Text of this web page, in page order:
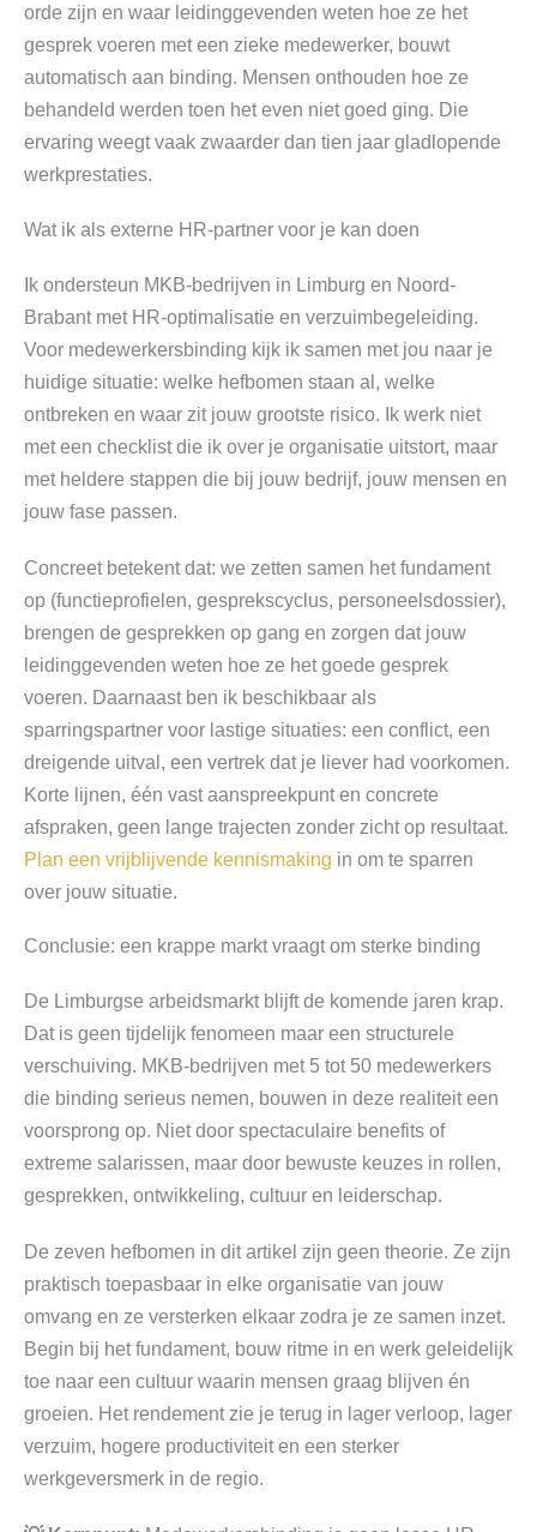
orde zijn en waar leidinggevenden weten hoe ze het
gesprek voeren met een zieke medewerker, bouwt
automatisch aan binding. Mensen onthouden hoe ze
behandeld werden toen het even niet goed ging. Die
ervaring weegt vaak zwaarder dan tien jaar gladlopende
werkprestaties.
Wat ik als externe HR-partner voor je kan doen
Ik ondersteun MKB-bedrijven in Limburg en Noord-
Brabant met HR-optimalisatie en verzuimbegeleiding.
Voor medewerkersbinding kijk ik samen met jou naar je
huidige situatie: welke hefbomen staan al, welke
ontbreken en waar zit jouw grootste risico. Ik werk niet
met een checklist die ik over je organisatie uitstort, maar
met heldere stappen die bij jouw bedrijf, jouw mensen en
jouw fase passen.
Concreet betekent dat: we zetten samen het fundament
op (functieprofielen, gesprekscyclus, personeelsdossier),
brengen de gesprekken op gang en zorgen dat jouw
leidinggevenden weten hoe ze het goede gesprek
voeren. Daarnaast ben ik beschikbaar als
sparringspartner voor lastige situaties: een conflict, een
dreigende uitval, een vertrek dat je liever had voorkomen.
Korte lijnen, één vast aanspreekpunt en concrete
afspraken, geen lange trajecten zonder zicht op resultaat.
Plan een vrijblijvende kennismaking in om te sparren
over jouw situatie.
Conclusie: een krappe markt vraagt om sterke binding
De Limburgse arbeidsmarkt blijft de komende jaren krap.
Dat is geen tijdelijk fenomeen maar een structurele
verschuiving. MKB-bedrijven met 5 tot 50 medewerkers
die binding serieus nemen, bouwen in deze realiteit een
voorsprong op. Niet door spectaculaire benefits of
extreme salarissen, maar door bewuste keuzes in rollen,
gesprekken, ontwikkeling, cultuur en leiderschap.
De zeven hefbomen in dit artikel zijn geen theorie. Ze zijn
praktisch toepasbaar in elke organisatie van jouw
omvang en ze versterken elkaar zodra je ze samen inzet.
Begin bij het fundament, bouw ritme in en werk geleidelijk
toe naar een cultuur waarin mensen graag blijven én
groeien. Het rendement zie je terug in lager verloop, lager
verzuim, hogere productiviteit en een sterker
werkgeversmerk in de regio.